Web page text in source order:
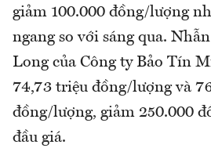
giảm 100.000 đồng/lượng
ngang so với sáng qua.
Long của Công ty Bảo Tín
74,73 triệu đồng/lượng và
đồng/lượng, giảm 250.000
đầu giá.